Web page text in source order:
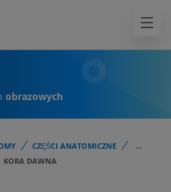
obrazowych
CZĘŚCI ANATOMICZNE
...
KORA DAWNA